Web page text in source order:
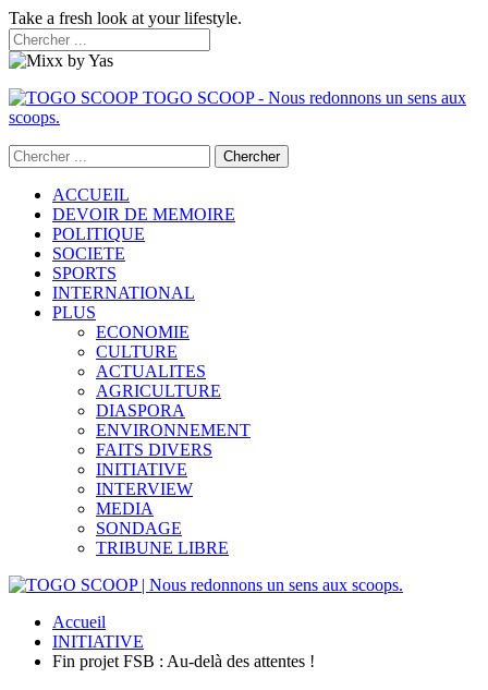
Take a fresh look at your lifestyle.
TOGO SCOOP - Nous redonnons un sens aux
scoops.
ACCUEIL
DEVOIR DE MEMOIRE
POLITIQUE
SOCIETE
SPORTS
INTERNATIONAL
PLUS
ECONOMIE
CULTURE
ACTUALITES
AGRICULTURE
DIASPORA
ENVIRONNEMENT
FAITS DIVERS
INITIATIVE
INTERVIEW
MEDIA
SONDAGE
TRIBUNE LIBRE
Accueil
INITIATIVE
Fin projet FSB : Au-delà des attentes !